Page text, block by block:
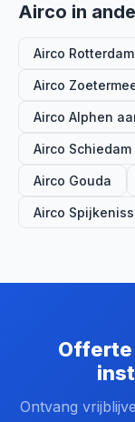
Airco in
Airco Rotterdam
Airco
Airco Alphen
Airco Schiedam
Airco Gouda
Airco
Offerte
Ontvang